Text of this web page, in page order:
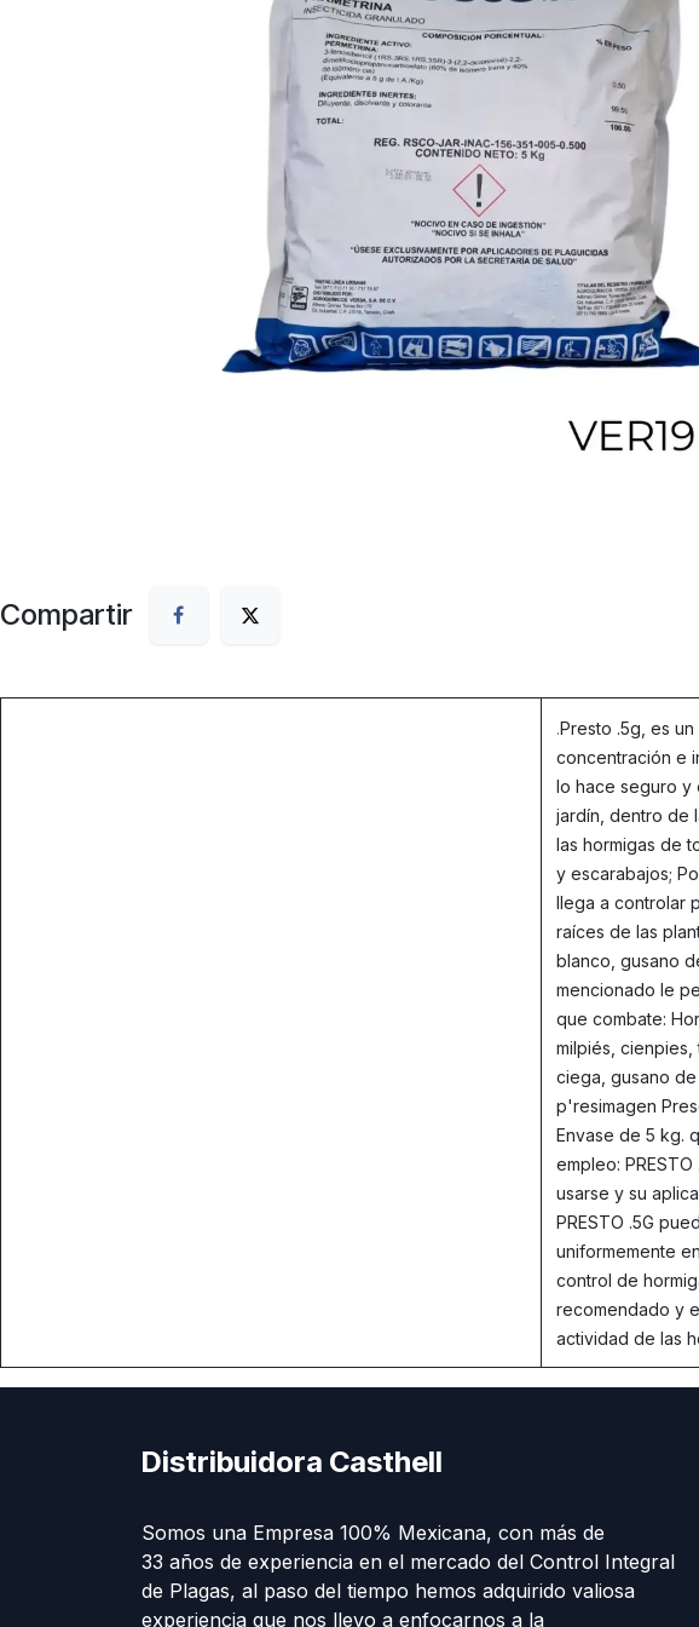
Compartir
.Presto .5g, es
concentración e
lo hace seguro y
jardín, dentro de
las hormigas de
y escarabajos;
llega a controlar
raíces de las
blanco, gusano
mencionado le
que combate:
milpiés, cienpies,
ciega, gusano
p'resimagen
Envase de 5 kg.
empleo:
usarse y su
PRESTO .5G
uniformemente
control de
recomendado y
actividad de las
Distribuidora Casthell
Somos una Empresa 100% Mexicana, con más de
33 años de experiencia en el mercado del Control Integral
de Plagas, al paso del tiempo hemos adquirido valiosa
experiencia que nos llevo a enfocarnos a la